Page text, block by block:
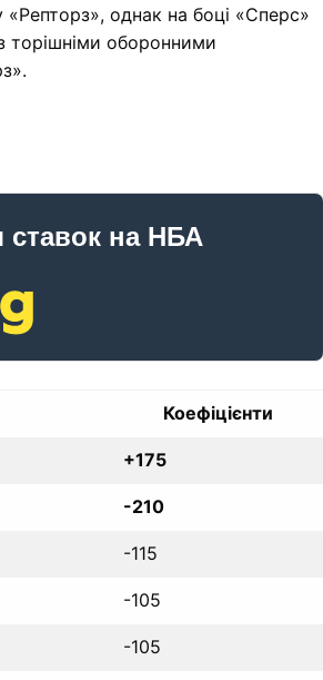
«Репторз», однак на боці «Сперс»
торішніми оборонними
ставок на НБА
Коефіцієнти
+175
-210
-115
-105
-105